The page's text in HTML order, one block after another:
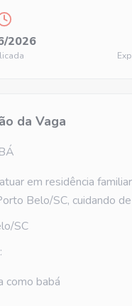
2026
da Vaga
em residência
Belo/SC, cuidando
SC
como babá